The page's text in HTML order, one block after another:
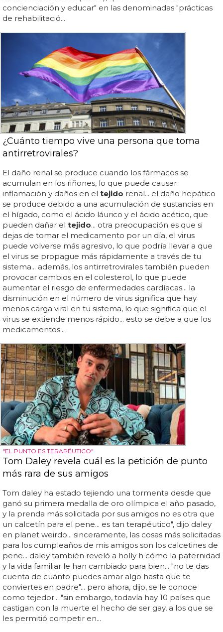
concienciación y educar" en las denominadas "prácticas
de rehabilitació...
¿Cuánto tiempo vive una persona que toma
antirretrovirales?
El daño renal se produce cuando los fármacos se
acumulan en los riñones, lo que puede causar
inflamación y daños en el tejido renal... el daño hepático
se produce debido a una acumulación de sustancias en
el hígado, como el ácido láurico y el ácido acético, que
pueden dañar el tejido... otra preocupación es que si
dejas de tomar el medicamento por un día, el virus
puede volverse más agresivo, lo que podría llevar a que
el virus se propague más rápidamente a través de tu
sistema... además, los antirretrovirales también pueden
provocar cambios en el colesterol, lo que puede
aumentar el riesgo de enfermedades cardíacas... la
disminución en el número de virus significa que hay
menos carga viral en tu sistema, lo que significa que el
virus se extiende menos rápido... esto se debe a que los
medicamentos...
"EL PUNTO ES TERAPÉUTICO"
Tom Daley revela cuál es la petición de punto
más rara de sus amigos
Tom daley ha estado tejiendo una tormenta desde que
ganó su primera medalla de oro olímpica el año pasado,
y la prenda más solicitada por sus amigos no es otra que
un calcetín para el pene... es tan terapéutico", dijo daley
en planet weirdo... sinceramente, las cosas más solicitadas
para los cumpleaños de mis amigos son los calcetines de
pene... daley también reveló a holly h cómo la paternidad
y la vida familiar le han cambiado para bien... "no te das
cuenta de cuánto puedes amar algo hasta que te
conviertes en padre"... pero ahora, dijo, se le conoce
como tejedor... "sin embargo, todavía hay 10 países que
castigan con la muerte el hecho de ser gay, a los que se
les permitió competir en...